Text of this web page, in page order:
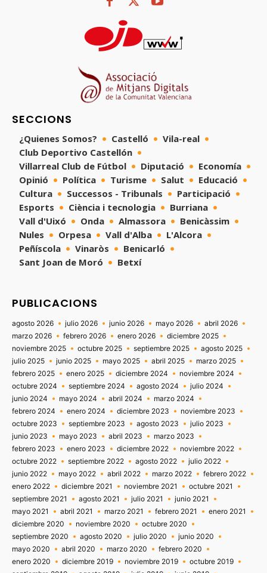
SECCIONS
¿Quienes Somos? Castelló
Vila-real
Club Deportivo Castellón
Villarreal Club de Fútbol
Diputació
Economía
Opinió
Política Turisme Salut
Educació
Cultura
Successos - Tribunals
Participació
Esports
Ciència i tecnologia
Burriana
Vall d'Uixó
Onda Almassora
Benicàssim
Nules
Orpesa Vall d'Alba
L'Alcora
Peñíscola
Vinaròs
Benicarló
Sant Joan de Moró
Betxí
PUBLICACIONS
agosto 2026 julio 2026 junio 2026 mayo 2026
abril 2026
marzo 2026
febrero 2026 enero 2026
diciembre 2025
noviembre 2025
octubre 2025 septiembre 2025
agosto 2025
julio 2025
junio 2025 mayo 2025 abril 2025
marzo 2025
febrero 2025
enero 2025 diciembre 2024
noviembre 2024
octubre 2024
septiembre 2024 agosto 2024
julio 2024
junio 2024
mayo 2024 abril 2024
marzo 2024
febrero 2024
enero 2024 diciembre 2023
noviembre 2023
octubre 2023
septiembre 2023 agosto 2023
julio 2023
junio 2023
mayo 2023 abril 2023
marzo 2023
febrero 2023
enero 2023 diciembre 2022
noviembre 2022
octubre 2022
septiembre 2022 agosto 2022
julio 2022
junio 2022
mayo 2022 abril 2022 marzo 2022
febrero 2022
enero 2022
diciembre 2021 noviembre 2021
octubre 2021
septiembre 2021
agosto 2021 julio 2021
junio 2021
mayo 2021
abril 2021 marzo 2021 febrero 2021
enero 2021
diciembre 2020
noviembre 2020
octubre 2020
septiembre 2020
agosto 2020 julio 2020
junio 2020
mayo 2020
abril 2020 marzo 2020
febrero 2020
enero 2020
diciembre 2019 noviembre 2019
octubre 2019